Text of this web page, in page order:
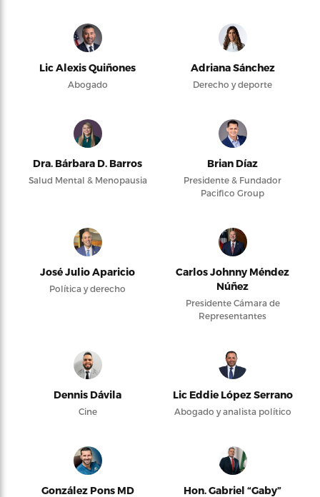
Lic Alexis Quiñones
Abogado
Adriana Sánchez
Derecho y deporte
Dra. Bárbara D. Barros
Salud Mental & Menopausia
Brian Díaz
Presidente & Fundador
Pacifico Group
José Julio Aparicio
Política y derecho
Carlos Johnny Méndez
Núñez
Presidente Cámara de
Representantes
Dennis Dávila
Cine
Lic Eddie López Serrano
Abogado y analista político
González Pons MD
Hon. Gabriel “Gaby”